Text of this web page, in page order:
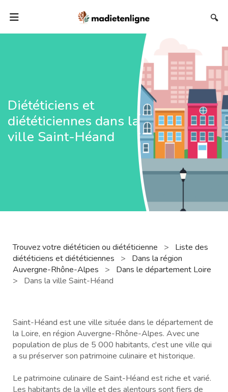
🔍
Diététiciens et
diététiciennes dans la
ville Saint-Héand
Trouvez votre diététicien ou diététicienne >
Liste des
diététiciens et diététiciennes
>
Dans la région
Auvergne-Rhône-Alpes
>
Dans le département Loire
>
Dans la ville Saint-Héand
Saint-Héand est une ville située dans le département de
la Loire, en région Auvergne-Rhône-Alpes. Avec une
population de plus de 5 000 habitants, c'est une ville qui
a su préserver son patrimoine culinaire et historique.
Le patrimoine culinaire de Saint-Héand est riche et varié.
Les habitants de la ville et des alentours sont fiers de